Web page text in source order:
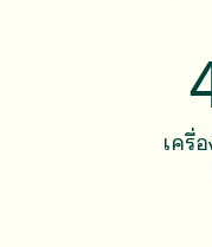
เครื่